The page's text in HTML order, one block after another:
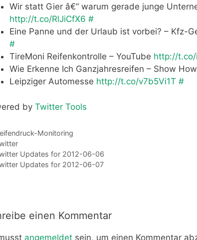
Wir statt Gier â€“ warum gerade junge
http://t.co/RlJiCfX6 #
Eine Panne und der Urlaub ist vorbei? – Kfz-
#
TireMoni Reifenkontrolle – YouTube http://t.co/
Wie Erkenne Ich Ganzjahresreifen – Show
Leipziger Automesse http://t.co/v7b5Vi1T #
by Twitter Tools
Monitoring
Updates for 2012-06-06
Updates for 2012-06-07
einen Kommentar
angemeldet sein, um einen Kommentar